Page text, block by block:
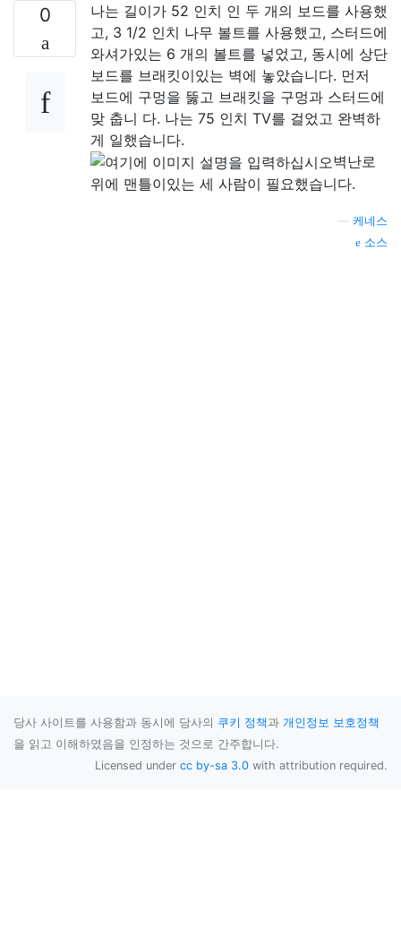
0
나는 길이가 52 인치 인 두 개의 보드를 사용했
고, 3 1/2 인치 나무 볼트를 사용했고, 스터드에
와셔가있는 6 개의 볼트를 넣었고, 동시에 상단
보드를 브래킷이있는 벽에 놓았습니다. 먼저
보드에 구멍을 뚫고 브래킷을 구멍과 스터드에
맞 춥니 다. 나는 75 인치 TV를 걸었고 완벽하
게 일했습니다.
벽난로
위에 맨틀이있는 세 사람이 필요했습니다.
케네스
소스
당사 사이트를 사용함과 동시에 당사의 쿠키 정책과 개인정보 보호정책
을 읽고 이해하였음을 인정하는 것으로 간주합니다.
Licensed under cc by-sa 3.0 with attribution required.